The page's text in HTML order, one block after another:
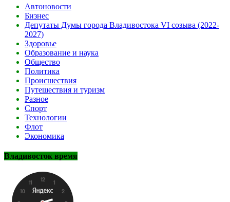
Автоновости
Бизнес
Депутаты Думы города Владивостока VI созыва (2022-
2027)
Здоровье
Образование и наука
Общество
Политика
Происшествия
Путешествия и туризм
Разное
Спорт
Технологии
Флот
Экономика
Владивосток время